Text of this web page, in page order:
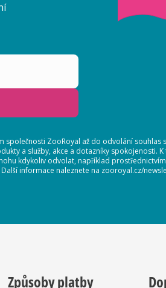
společnosti ZooRoyal až do odvolání souhlas
a služby, akce a dotazníky spokojenosti.
kdykoliv odvolat, například
informace naleznete na zooroyal.cz/
Způsoby platby